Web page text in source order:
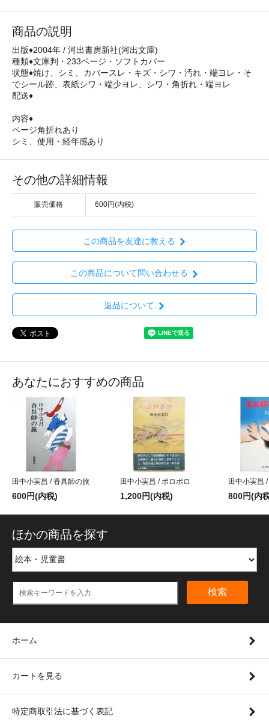
商品の説明
出版♦2004年 / 河出書房新社(河出文庫)
種類♦文庫判・233ページ・ソフトカバー
状態♦焼け、シミ、カバースレ・キズ・シワ・汚れ・端ヨレ・そ
でシール跡、表紙シワ・端少ヨレ、シワ・角折れ・端ヨレ
配送♦
内容♦
ページ角折れあり
シミ、使用・経年感あり
その他の詳細情報
販売価格 600円(内税)
この商品を友達に教える
この商品について問い合わせる
返品について
あなたにおすすめの商品
田中小実昌 / 香具師の旅
600円(内税)
田中小実昌 / ポロポロ
1,200円(内税)
田中小実昌
800円(内
ほかの商品を探す
検索
ホーム
カートを見る
特定商取引法に基づく表記